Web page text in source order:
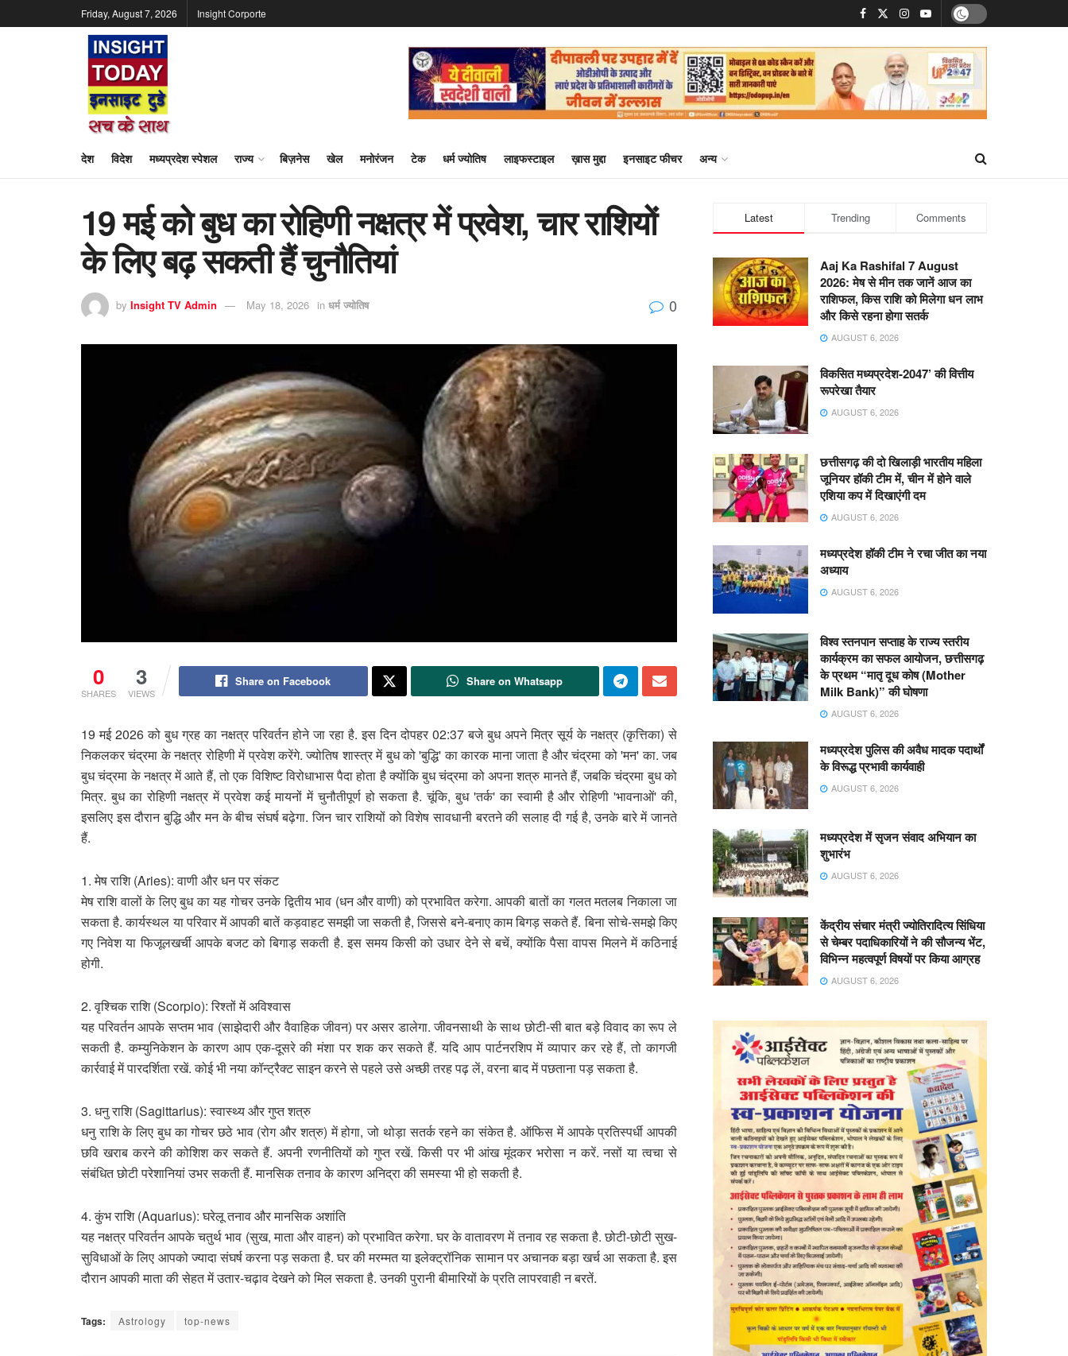
Friday, August 7, 2026 Insight Corporte
देश विदेश मध्यप्रदेश स्पेशल राज्य बिज़नेस खेल मनोरंजन टेक धर्म ज्योतिष लाइफस्टाइल ख़ास मुद्दा इनसाइट फीचर अन्य
19 मई को बुध का रोहिणी नक्षत्र में प्रवेश, चार राशियों
के लिए बढ़ सकती हैं चुनौतियां
by Insight TV Admin May 18, 2026 in धर्म ज्योतिष 0
0
SHARES
3
VIEWS
Share on Facebook Share on Whatsapp
19 मई 2026 को बुध ग्रह का नक्षत्र परिवर्तन होने जा रहा है. इस दिन दोपहर 02:37 बजे बुध अपने मित्र सूर्य के नक्षत्र (कृत्तिका) से
निकलकर चंद्रमा के नक्षत्र रोहिणी में प्रवेश करेंगे. ज्योतिष शास्त्र में बुध को 'बुद्धि' का कारक माना जाता है और चंद्रमा को 'मन' का. जब
बुध चंद्रमा के नक्षत्र में आते हैं, तो एक विशिष्ट विरोधाभास पैदा होता है क्योंकि बुध चंद्रमा को अपना शत्रु मानते हैं, जबकि चंद्रमा बुध को
मित्र. बुध का रोहिणी नक्षत्र में प्रवेश कई मायनों में चुनौतीपूर्ण हो सकता है. चूंकि, बुध 'तर्क' का स्वामी है और रोहिणी 'भावनाओं' की,
इसलिए इस दौरान बुद्धि और मन के बीच संघर्ष बढ़ेगा. जिन चार राशियों को विशेष सावधानी बरतने की सलाह दी गई है, उनके बारे में जानते
हैं.
1. मेष राशि (Aries): वाणी और धन पर संकट
मेष राशि वालों के लिए बुध का यह गोचर उनके द्वितीय भाव (धन और वाणी) को प्रभावित करेगा. आपकी बातों का गलत मतलब निकाला जा
सकता है. कार्यस्थल या परिवार में आपकी बातें कड़वाहट समझी जा सकती है, जिससे बने-बनाए काम बिगड़ सकते हैं. बिना सोचे-समझे किए
गए निवेश या फिजूलखर्ची आपके बजट को बिगाड़ सकती है. इस समय किसी को उधार देने से बचें, क्योंकि पैसा वापस मिलने में कठिनाई
होगी.
2. वृश्चिक राशि (Scorpio): रिश्तों में अविश्वास
यह परिवर्तन आपके सप्तम भाव (साझेदारी और वैवाहिक जीवन) पर असर डालेगा. जीवनसाथी के साथ छोटी-सी बात बड़े विवाद का रूप ले
सकती है. कम्युनिकेशन के कारण आप एक-दूसरे की मंशा पर शक कर सकते हैं. यदि आप पार्टनरशिप में व्यापार कर रहे हैं, तो कागजी
कार्रवाई में पारदर्शिता रखें. कोई भी नया कॉन्ट्रैक्ट साइन करने से पहले उसे अच्छी तरह पढ़ लें, वरना बाद में पछताना पड़ सकता है.
3. धनु राशि (Sagittarius): स्वास्थ्य और गुप्त शत्रु
धनु राशि के लिए बुध का गोचर छठे भाव (रोग और शत्रु) में होगा, जो थोड़ा सतर्क रहने का संकेत है. ऑफिस में आपके प्रतिस्पर्धी आपकी
छवि खराब करने की कोशिश कर सकते हैं. अपनी रणनीतियों को गुप्त रखें. किसी पर भी आंख मूंदकर भरोसा न करें. नसों या त्वचा से
संबंधित छोटी परेशानियां उभर सकती हैं. मानसिक तनाव के कारण अनिद्रा की समस्या भी हो सकती है.
4. कुंभ राशि (Aquarius): घरेलू तनाव और मानसिक अशांति
यह नक्षत्र परिवर्तन आपके चतुर्थ भाव (सुख, माता और वाहन) को प्रभावित करेगा. घर के वातावरण में तनाव रह सकता है. छोटी-छोटी सुख-
सुविधाओं के लिए आपको ज्यादा संघर्ष करना पड़ सकता है. घर की मरम्मत या इलेक्ट्रॉनिक सामान पर अचानक बड़ा खर्च आ सकता है. इस
दौरान आपकी माता की सेहत में उतार-चढ़ाव देखने को मिल सकता है. उनकी पुरानी बीमारियों के प्रति लापरवाही न बरतें.
Tags: Astrology top-news
Latest Trending Comments
Aaj Ka Rashifal 7 August
2026: मेष से मीन तक जानें आज का
राशिफल, किस राशि को मिलेगा धन लाभ
और किसे रहना होगा सतर्क
AUGUST 6, 2026
विकसित मध्यप्रदेश-2047’ की वित्तीय
रूपरेखा तैयार
AUGUST 6, 2026
छत्तीसगढ़ की दो खिलाड़ी भारतीय महिला
जूनियर हॉकी टीम में, चीन में होने वाले
एशिया कप में दिखाएंगी दम
AUGUST 6, 2026
मध्यप्रदेश हॉकी टीम ने रचा जीत का नया
अध्याय
AUGUST 6, 2026
विश्व स्तनपान सप्ताह के राज्य स्तरीय
कार्यक्रम का सफल आयोजन, छत्तीसगढ़
के प्रथम “मातृ दूध कोष (Mother
Milk Bank)” की घोषणा
AUGUST 6, 2026
मध्यप्रदेश पुलिस की अवैध मादक पदार्थों
के विरूद्ध प्रभावी कार्यवाही
AUGUST 6, 2026
मध्यप्रदेश में सृजन संवाद अभियान का
शुभारंभ
AUGUST 6, 2026
केंद्रीय संचार मंत्री ज्योतिरादित्य सिंधिया
से चेम्बर पदाधिकारियों ने की सौजन्य भेंट,
विभिन्न महत्वपूर्ण विषयों पर किया आग्रह
AUGUST 6, 2026